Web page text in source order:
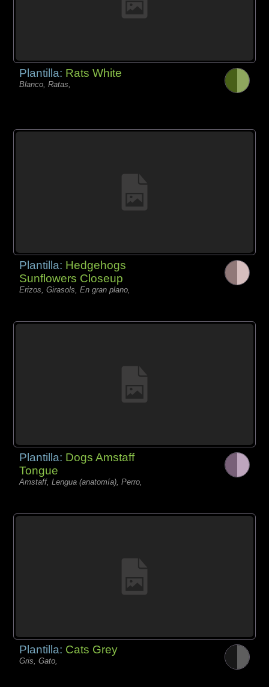
Plantilla: Rats White
Blanco, Ratas,
Plantilla: Hedgehogs
Sunflowers Closeup
Erizos, Girasols, En gran plano,
Plantilla: Dogs Amstaff
Tongue
Amstaff, Lengua (anatomía), Perro,
Plantilla: Cats Grey
Gris, Gato,